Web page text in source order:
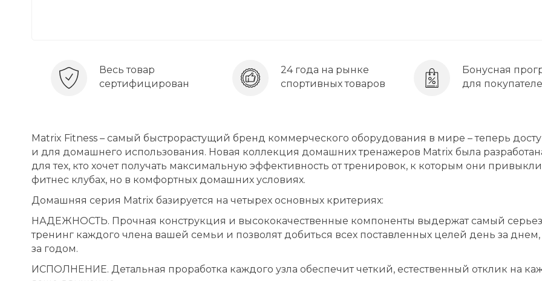
Весь товар
сертифицирован
24 года на рынке
спортивных товаров
Бонусная
для
Matrix Fitness – самый быстрорастущий бренд коммерческого оборудования в мире – теперь
и для домашнего использования. Новая коллекция домашних тренажеров Matrix была
для тех, кто хочет получать максимальную эффективность от тренировок, к которым они
фитнес клубах, но в комфортных домашних условиях.
Домашняя серия Matrix базируется на четырех основных критериях:
НАДЕЖНОСТЬ. Прочная конструкция и высококачественные компоненты выдержат самый
тренинг каждого члена вашей семьи и позволят добиться всех поставленных целей день за днем,
за годом.
ИСПОЛНЕНИЕ. Детальная проработка каждого узла обеспечит четкий, естественный отклик на